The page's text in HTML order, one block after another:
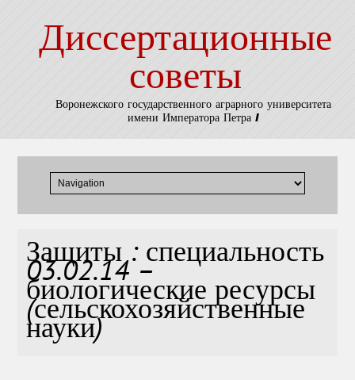
Диссертационные
советы
Воронежского государственного аграрного университета
имени Императора Петра I
Защиты : специальность
03.02.14 –
биологические ресурсы
(сельскохозяйственные
науки)